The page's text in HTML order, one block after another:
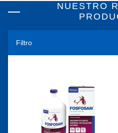
NUESTRO
Filtro